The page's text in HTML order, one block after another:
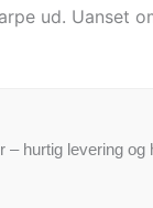
ud. Uanset
– hurtig levering og